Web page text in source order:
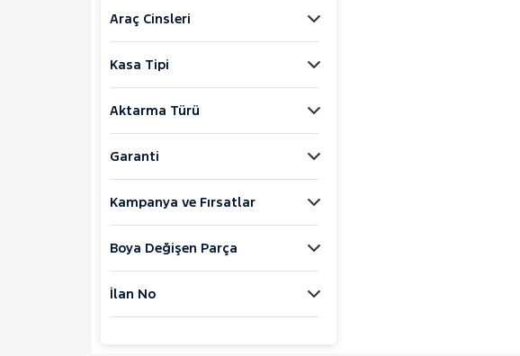
KIA
LANCIA
MAN
MERCEDES-BENZ
MINI
NISSAN
OPEL
PEUGEOT
Araç Cinsleri
Kasa Tipi
Aktarma Türü
Garanti
Kampanya ve Fırsatlar
Boya Değişen Parça
İlan No